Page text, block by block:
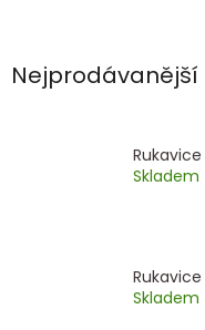
Nejprodávanější
Rukavice
Skladem
Rukavice
Skladem